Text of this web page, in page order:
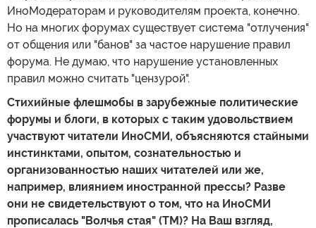
ИноМодераторам и руководителям проекта, конечно.
Но на многих форумах существует система "отлучения"
от общения или "банов" за частое нарушение правил
форума. Не думаю, что нарушение установленных
правил можно считать "цензурой".
Стихийные флешмобы в зарубежные политические
форумы и блоги, в которых с таким удовольствием
участвуют читатели ИноСМИ, объясняются стайными
инстинктами, опытом, сознательностью и
организованностью наших читателей или же,
например, влиянием иностранной прессы? Разве
они не свидетельствуют о том, что на ИноСМИ
прописалась "Волчья стая" (ТМ)? На Ваш взгляд,